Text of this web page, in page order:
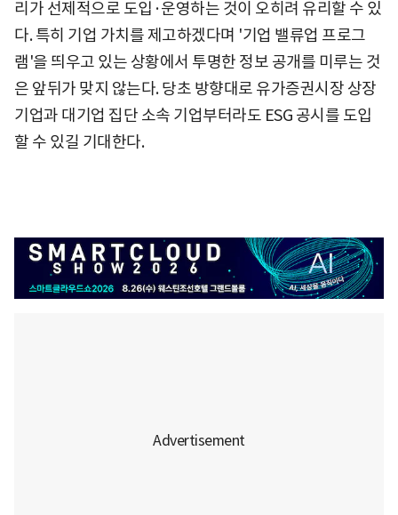
리가 선제적으로 도입·운영하는 것이 오히려 유리할 수 있
다. 특히 기업 가치를 제고하겠다며 '기업 밸류업 프로그
램'을 띄우고 있는 상황에서 투명한 정보 공개를 미루는 것
은 앞뒤가 맞지 않는다. 당초 방향대로 유가증권시장 상장
기업과 대기업 집단 소속 기업부터라도 ESG 공시를 도입
할 수 있길 기대한다.